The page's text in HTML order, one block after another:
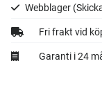
Webblager
Fri frakt vid
Garanti i 24